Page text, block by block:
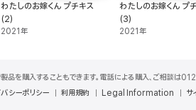
わたしのお嫁くん プチキス
(2)
2021年
わたしのお嫁くん プ
(3)
2021年
製品を購入することもできます。電話による購入、ご
バシーポリシー 利用規約 Legal Information サ